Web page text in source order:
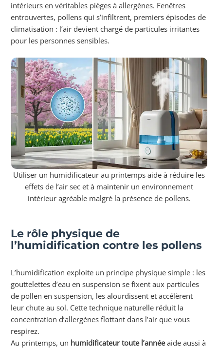
intérieurs en véritables pièges à allergènes. Fenêtres
entrouvertes, pollens qui s’infiltrent, premiers épisodes de
climatisation : l’air devient chargé de particules irritantes
pour les personnes sensibles.
Utiliser un humidificateur au printemps aide à réduire les
effets de l’air sec et à maintenir un environnement
intérieur agréable malgré la présence de pollens.
Le rôle physique de
l’humidification contre les pollens
L’humidification exploite un principe physique simple : les
gouttelettes d’eau en suspension se fixent aux particules
de pollen en suspension, les alourdissent et accélèrent
leur chute au sol. Cette technique naturelle réduit la
concentration d’allergènes flottant dans l’air que vous
respirez.
Au printemps, un humidificateur toute l’annéeaide aussi à